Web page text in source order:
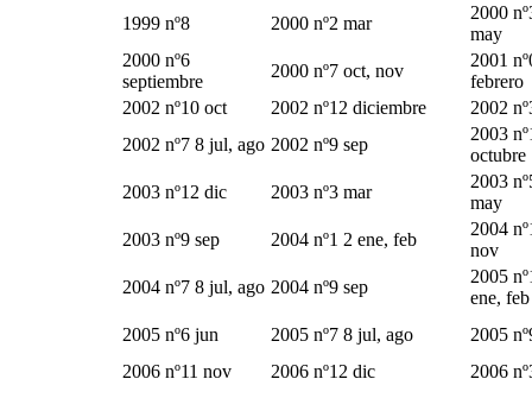
1999 nº8
2000 nº2 mar
2000
may
2000 nº6
septiembre
2000 nº7 oct, nov
2001
febrero
2002 nº10 oct
2002 nº12 diciembre
2002
2002 nº7 8 jul, ago 2002 nº9 sep
2003
octubre
2003 nº12 dic
2003 nº3 mar
2003
may
2003 nº9 sep
2004 nº1 2 ene, feb
2004
nov
2004 nº7 8 jul, ago 2004 nº9 sep
2005
ene, feb
2005 nº6 jun
2005 nº7 8 jul, ago
2005
2006 nº11 nov
2006 nº12 dic
2006